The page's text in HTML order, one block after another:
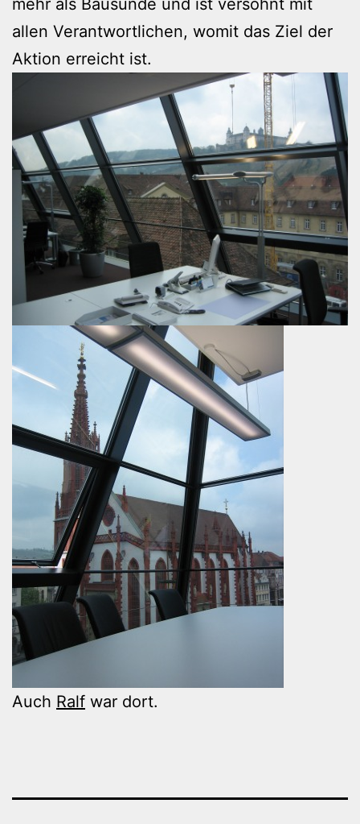
mehr als Bausünde und ist versöhnt mit
allen Verantwortlichen, womit das Ziel der
Aktion erreicht ist.
Auch Ralf war dort.